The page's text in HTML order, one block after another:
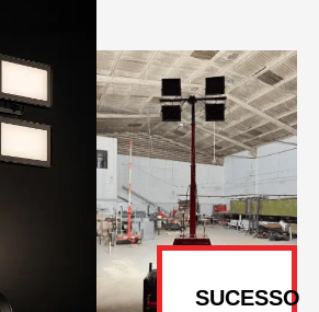
SUCESSO